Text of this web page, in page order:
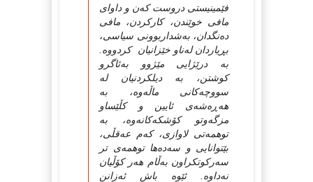
فێمینیستی دروست که‌ن و داوای
مافی خوێندن، کارکردن، مافی
ده‌نگدان، به‌شداربوونی سیاسی،
بڕیاردان له‌ناو خێزانیان کردووه‌.
به‌ درێژایی مێژوو به‌ئاگرو
کوشتن، به‌ دیلکردنیان له‌
سووچه‌کانی ماڵه‌وه‌، به‌
هه‌ڕه‌شه‌ی ئایین و کڵێساو
مزگه‌وتو کۆشکه‌کانه‌وه‌، به‌
توهمه‌تی لاوازی، که‌م عه‌قڵی،
بێتوانایی و سه‌ده‌ها توهمه‌ی تر
سه‌رکوتکراون به‌ڵام هه‌ر کۆڵیان
نه‌داوه‌. ئێوه‌ باش ئه‌زانن